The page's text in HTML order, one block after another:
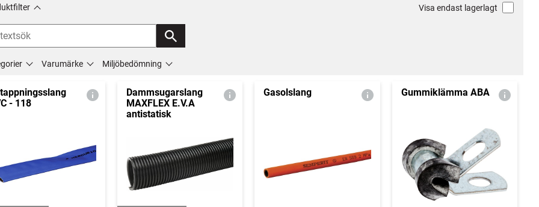
Visa endast lagerlagt
Varumärke Miljöbedömning
- 118
Dammsugarslang
MAXFLEX E.V.A
antistatisk
Gasolslang Gummiklämma ABA